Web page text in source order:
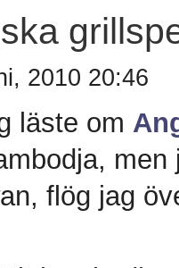
2010 20:46
läste om
flög jag